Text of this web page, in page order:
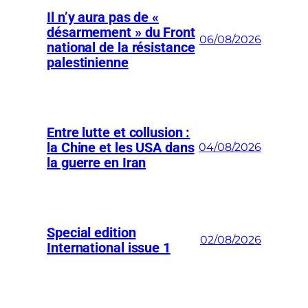
Il n’y aura pas de «
désarmement » du Front
national de la résistance
palestinienne
06/08/2026
Entre lutte et collusion :
la Chine et les USA dans
la guerre en Iran
04/08/2026
Special edition
International issue 1
02/08/2026